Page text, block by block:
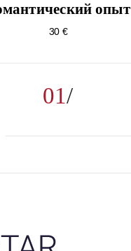
01
опыт
30 €